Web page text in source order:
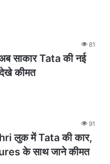
81
साकार Tata की नई
कीमत
91
लुक में Tata की कार,
के साथ जाने कीमत